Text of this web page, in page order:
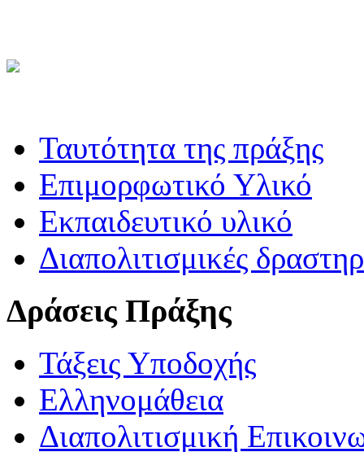
Ταυτότητα της πράξης
Επιμορφωτικό Υλικό
Εκπαιδευτικό υλικό
Διαπολιτισμικές
Δράσεις Πράξης
Τάξεις Υποδοχής
Ελληνομάθεια
Διαπολιτισμική